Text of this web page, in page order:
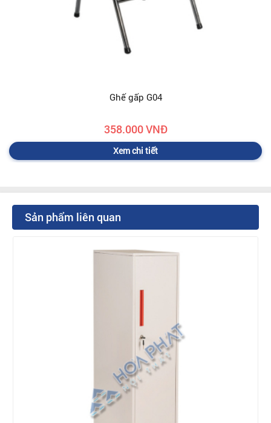
Ghế gấp G04
358.000 VNĐ
Xem chi tiết
Sản phẩm liên quan